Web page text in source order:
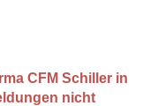
CFM Schiller in
nicht